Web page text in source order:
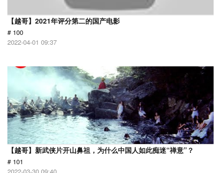
【越哥】2021年评分第二的国产电影
# 100
2022-04-01 09:37
【越哥】新武侠片开山鼻祖，为什么中国人如此痴迷“禅意”？
# 101